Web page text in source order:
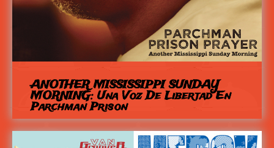
ANOTHER MISSISSIPPI SUNDAY
MORNING: Una Voz De Libertad En
Parchman Prison